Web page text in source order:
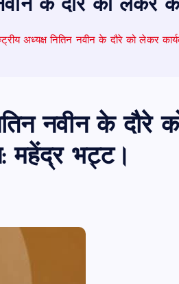
के दौरे को लेकर
अध्यक्ष नितिन नवीन के दौरे को लेकर
नवीन के दौरे
महेंद्र भट्ट।